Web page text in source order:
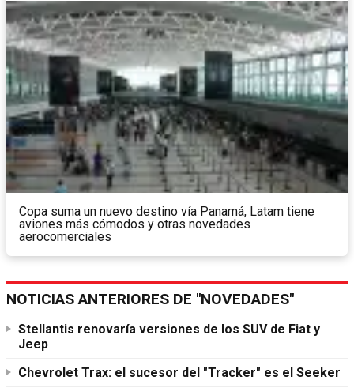
Copa suma un nuevo destino vía Panamá, Latam tiene
aviones más cómodos y otras novedades
aerocomerciales
NOTICIAS ANTERIORES DE "NOVEDADES"
Stellantis renovaría versiones de los SUV de Fiat y
Jeep
Chevrolet Trax: el sucesor del "Tracker" es el Seeker